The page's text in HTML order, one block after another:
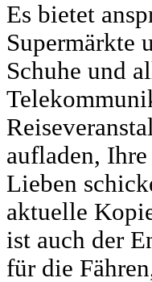
Es bietet
Supermärkte
Schuhe und
aufladen,
Lieben
aktuelle
ist auch der
für die